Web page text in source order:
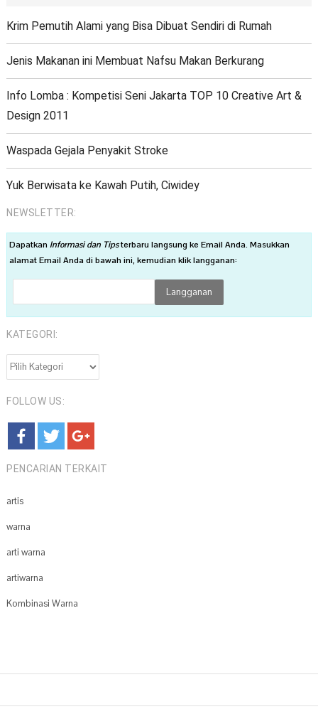
Krim Pemutih Alami yang Bisa Dibuat Sendiri di Rumah
Jenis Makanan ini Membuat Nafsu Makan Berkurang
Info Lomba : Kompetisi Seni Jakarta TOP 10 Creative Art &
Design 2011
Waspada Gejala Penyakit Stroke
Yuk Berwisata ke Kawah Putih, Ciwidey
NEWSLETTER:
DapatkanInformasi dan Tipsterbaru langsung ke Email Anda. Masukkan
alamat Email Anda di bawah ini, kemudian klik langganan:
KATEGORI:
KATEGORI:
FOLLOW US:
PENCARIAN TERKAIT
artis
warna
arti warna
artiwarna
Kombinasi Warna